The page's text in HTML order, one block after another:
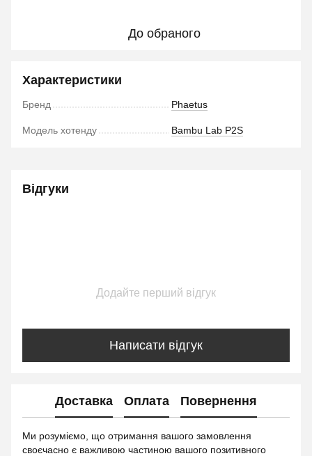
До обраного
Характеристики
Бренд Phaetus
Модель хотенду Bambu Lab P2S
Відгуки
Додайте перший відгук
Написати відгук
Доставка Оплата Повернення
Ми розуміємо, що отримання вашого замовлення
своєчасно є важливою частиною вашого позитивного